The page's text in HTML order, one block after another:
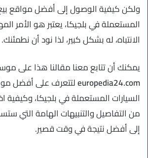
ولكن كيفية الوصول إلى أفضل مواقع
المستعملة في بلجيكا، يعتبر هو الأمر
الانتباه، له بشكل كبير، لذا نود أن نطمئنك.
يمكنك أن تتابع معنا مقالنا هذا على
europedia24.comلتتعرف على أفضل
السيارات المستعملة في بلجيكا، وكيفية
من التفاصيل والتنبيهات الهامة التي
إلى أفضل نتيجة في وقت قصير.